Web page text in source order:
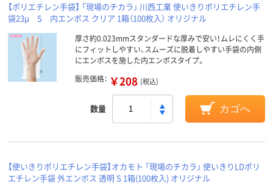
【ポリエチレン手袋】 「現場のチカラ」 川西工業 使いきりポリエチレン手
袋23μ S 内エンボス クリア 1箱（100枚入） オリジナル
厚さ約0.023mmスタンダードな厚みで安い！ムレにくく手
にフィットしやすい、スムーズに脱着しやすい手袋の内側
にエンボスを施した内エンボスタイプ。
販売価格： ￥208 (税込)
数量 カゴへ
【使いきりポリエチレン手袋】オカモト 「現場のチカラ」 使いきりLDポリ
エチレン手袋 外エンボス 透明 S 1箱(100枚入) オリジナル